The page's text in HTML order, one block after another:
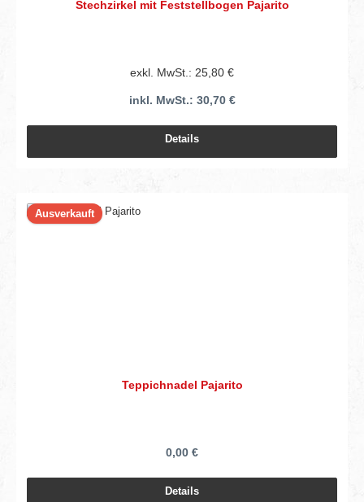
Stechzirkel mit Feststellbogen Pajarito
exkl. MwSt.: 25,80 €
inkl. MwSt.: 30,70 €
Details
Ausverkauft
Teppichnadel Pajarito
0,00 €
Details